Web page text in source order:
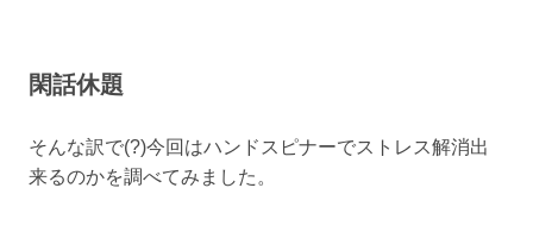
閑話休題
そんな訳で(?)今回はハンドスピナーでストレス解消出
来るのかを調べてみました。